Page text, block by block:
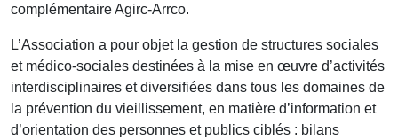
complémentaire Agirc-Arrco.
L’Association a pour objet la gestion de structures sociales
et médico-sociales destinées à la mise en œuvre d’activités
interdisciplinaires et diversifiées dans tous les domaines de
la prévention du vieillissement, en matière d’information et
d’orientation des personnes et publics ciblés : bilans